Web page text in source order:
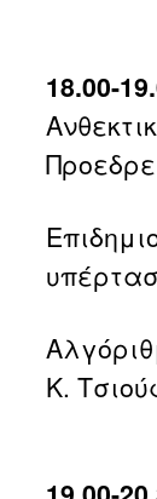
18.00-
Κ.